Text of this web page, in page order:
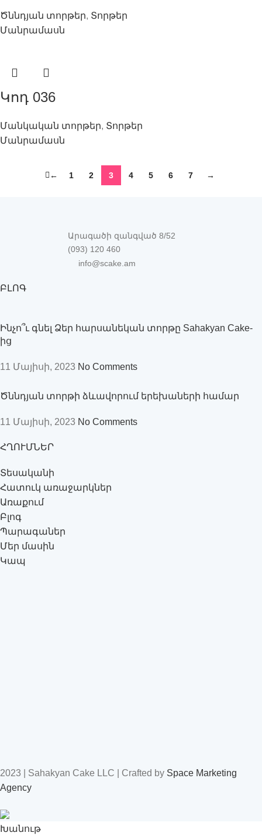
Ծննդյան տորթեր, Տորթեր
Մանրամասն
Կոդ 036
Մանկական տորթեր, Տորթեր
Մանրամասն
← 1 2 3 4 5 6 7 →
Արագածի զանգված 8/52
(093) 120 460
info@scake.am
ԲԼՈԳ
Ինչո՞ւ գնել Ձեր հարսանեկան տորթը Sahakyan Cake-
ից
11 Մայիսի, 2023 No Comments
Ծննդյան տորթի ձևավորում երեխաների համար
11 Մայիսի, 2023 No Comments
ՀՂՈՒՄՆԵՐ
Տեսականի
Հատուկ առաջարկներ
Առաքում
Բլոգ
Պարագաներ
Մեր մասին
Կապ
2023 | Sahakyan Cake LLC | Crafted by Space Marketing
Agency
Խանութ